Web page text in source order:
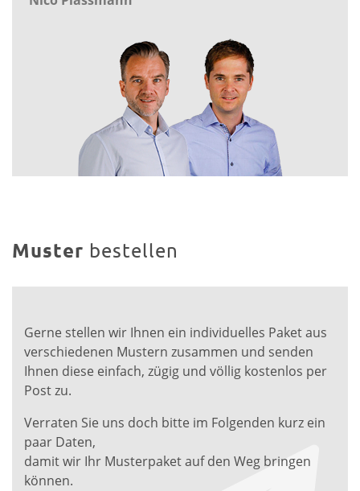
Muster bestellen
Gerne stellen wir Ihnen ein individuelles Paket aus
verschiedenen Mustern zusammen und senden
Ihnen diese einfach, zügig und völlig kostenlos per
Post zu.
Verraten Sie uns doch bitte im Folgenden kurz ein
paar Daten,
damit wir Ihr Musterpaket auf den Weg bringen
können.